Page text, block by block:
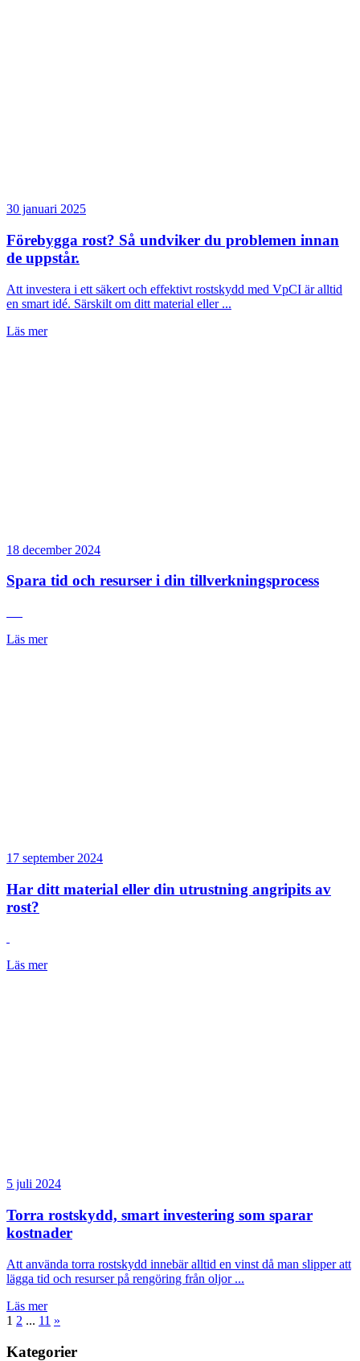
30 januari 2025
Förebygga rost? Så undviker du problemen innan
de uppstår.
Att investera i ett säkert och effektivt rostskydd med VpCI är alltid
en smart idé. Särskilt om ditt material eller ...
Läs mer
18 december 2024
Spara tid och resurser i din tillverkningsprocess
Läs mer
17 september 2024
Har ditt material eller din utrustning angripits av
rost?
Läs mer
5 juli 2024
Torra rostskydd, smart investering som sparar
kostnader
Att använda torra rostskydd innebär alltid en vinst då man slipper att
lägga tid och resurser på rengöring från oljor ...
Läs mer
1 2 ... 11 »
Kategorier